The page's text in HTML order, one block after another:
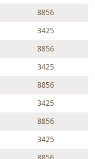
8856
3425
8856
3425
8856
3425
8856
3425